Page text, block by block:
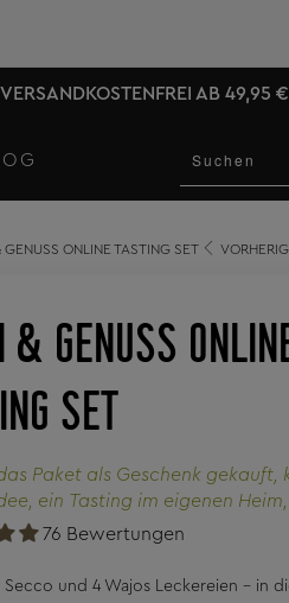
VERSANDKOSTENFREI AB 49,95 €
ONLINE TASTING SET
& GENUSS
SET
Paket als Geschenk gekauft,
ein Tasting im eigenen
mit viel Ruhe und mit einem
76 Bewertungen
Secco und 4 Wajos Leckereien - in